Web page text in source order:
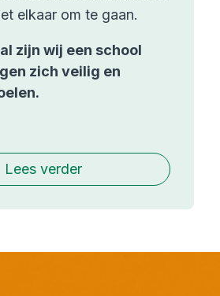
elkaar om te gaan.
zijn wij een school
zich veilig en
Lees verder